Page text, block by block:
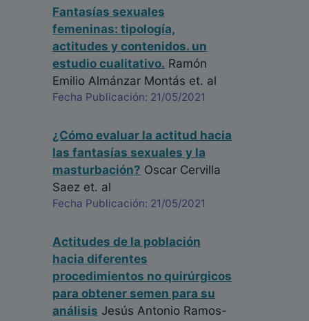
Fantasías sexuales
femeninas: tipología,
actitudes y contenidos. un
estudio cualitativo. Ramón
Emilio Almánzar Montás et. al
Fecha Publicación: 21/05/2021
¿Cómo evaluar la actitud hacia
las fantasías sexuales y la
masturbación? Oscar Cervilla
Saez et. al
Fecha Publicación: 21/05/2021
Actitudes de la población
hacia diferentes
procedimientos no quirúrgicos
para obtener semen para su
análisis Jesús Antonio Ramos-